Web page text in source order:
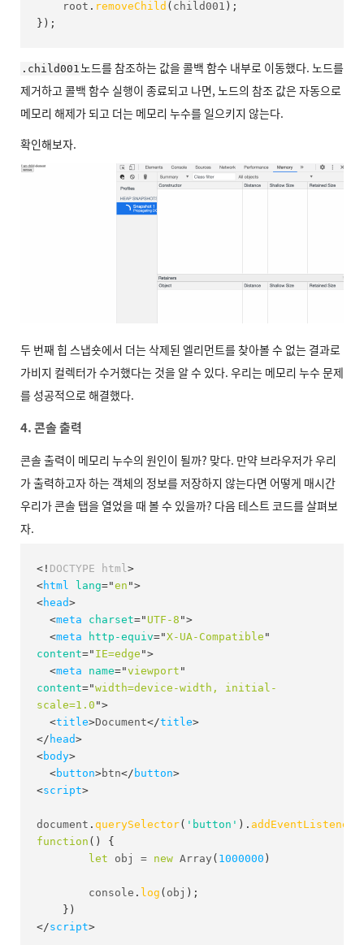
    root
. removeChild ( child001 ) ;
} ) ;
.child001 노드를 참조하는 값을 콜백 함수 내부로 이동했다. 노드를
제거하고 콜백 함수 실행이 종료되고 나면, 노드의 참조 값은 자동으로
메모리 해제가 되고 더는 메모리 누수를 일으키지 않는다.
확인해보자.
두 번째 힙 스냅숏에서 더는 삭제된 엘리먼트를 찾아볼 수 없는 결과로
가비지 컬렉터가 수거했다는 것을 알 수 있다. 우리는 메모리 누수 문제
를 성공적으로 해결했다.
4. 콘솔 출력
콘솔 출력이 메모리 누수의 원인이 될까? 맞다. 만약 브라우저가 우리
가 출력하고자 하는 객체의 정보를 저장하지 않는다면 어떻게 매시간
우리가 콘솔 탭을 열었을 때 볼 수 있을까? 다음 테스트 코드를 살펴보
자.
<! DOCTYPE html>
<html lang="en ">
<head>
<meta charset=" UTF-8 ">
<meta http-equiv="X-UA-Compatible "
content=" IE=edge ">
<meta name="viewport "
content="width=device-width, initial-
scale=1.0 ">
<title>Document</title>
</ head>
<body>
<button>btn</ button>
<script>
document . querySelector( 'button' ) . addEventListener
function ( )
{
let obj = new Array ( 1000000 )
        console
. log ( obj ) ;
} )
</script>